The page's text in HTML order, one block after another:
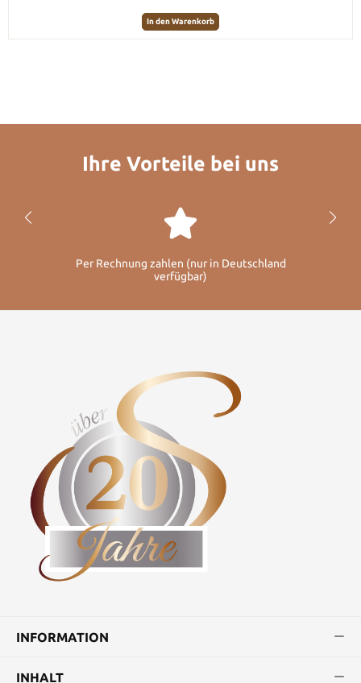
In den Warenkorb
Ihre Vorteile bei uns
Per Rechnung zahlen (nur in Deutschland
verfügbar)
INFORMATION
INHALT